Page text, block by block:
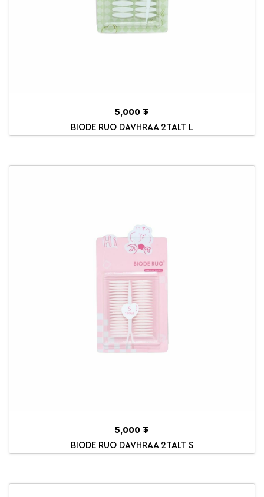
5,000 ₮
BIODE RUO DAVHRAA 2TALT L
5,000 ₮
BIODE RUO DAVHRAA 2TALT S